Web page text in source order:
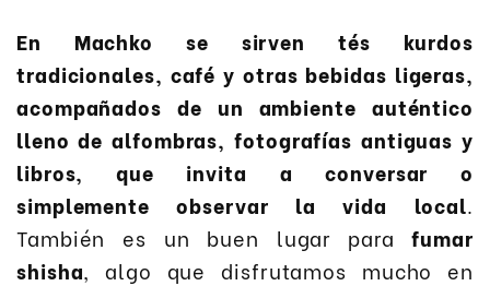
En Machko se sirven tés kurdos
tradicionales, café y otras bebidas ligeras,
acompañados de un ambiente auténtico
lleno de alfombras, fotografías antiguas y
libros, que invita a conversar o
simplemente observar la vida local.
También es un buen lugar parafumar
shisha, algo que disfrutamos mucho en